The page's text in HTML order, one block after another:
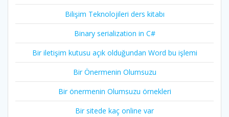
Bilişim Teknolojileri ders kitabı
Binary serialization in C#
Bir iletişim kutusu açık olduğundan Word bu işlemi
Bir Önermenin Olumsuzu
Bir önermenin Olumsuzu örnekleri
Bir sitede kaç online var